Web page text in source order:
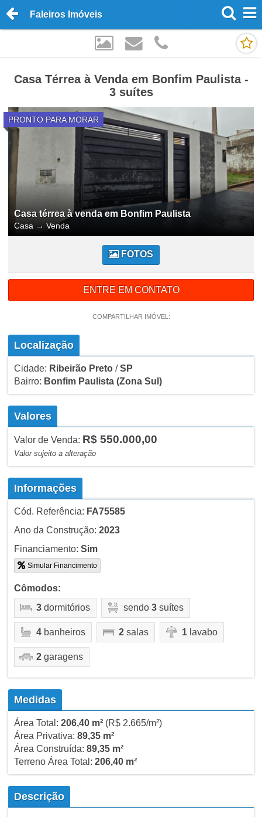
Faleiros Imóveis
Casa Térrea à Venda em Bonfim Paulista -
3 suítes
PRONTO PARA MORAR
Casa térrea à venda em Bonfim Paulista
Casa → Venda
FOTOS
ENTRE EM CONTATO
COMPARTILHAR IMÓVEL:
Localização
Cidade: Ribeirão Preto/SP
Bairro: Bonfim Paulista (Zona Sul)
Valores
Valor de Venda: R$ 550.000,00
Valor sujeito a alteração
Informações
Cód. Referência: FA75585
Ano da Construção: 2023
Financiamento: Sim
Simular Financimento
Cômodos:
3dormitórios sendo 3suítes
4banheiros 2salas 1lavabo
2garagens
Medidas
Área Total: 206,40 m²(R$ 2.665/m²)
Área Privativa: 89,35 m²
Área Construída: 89,35 m²
Terreno Área Total: 206,40 m²
Descrição